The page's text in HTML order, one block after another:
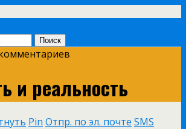
и реальность
Pin Отпр. по эл. почте SMS